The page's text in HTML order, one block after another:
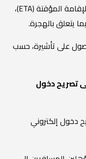
إذا تم رفض طلبك للحصول على تصريح الإقامة المؤقتة (ETA)،
يتعلق بالهجرة.
على تأشيرة، حسب
تصريح دخول
دخول إلكتروني